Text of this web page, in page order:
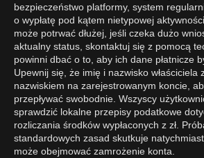
bezpieczeństwo platformy, system
o wypłatę pod kątem nietypowej
może potrwać dłużej, jeśli czeka dużo
aktualny status, skontaktuj się z pomocą
powinni dbać o to, aby ich dane płatnicze
Upewnij się, że imię i nazwisko właściciela
nazwiskiem na zarejestrowanym koncie,
przepływać swobodnie. Wszyscy
sprawdzić lokalne przepisy podatkowe
rozliczania środków wypłaconych z zł.
standardowych zasad skutkuje
może obejmować zamrożenie konta.